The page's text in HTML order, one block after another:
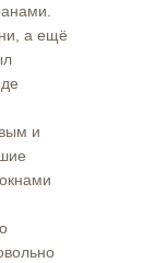
а ещё
и